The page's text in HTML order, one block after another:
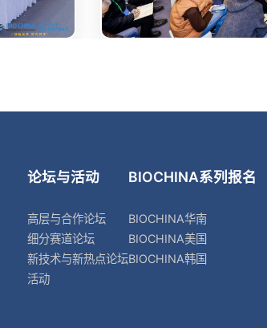
论坛与活动
高层与合作论坛
细分赛道论坛
新技术与新热点论坛
活动
BIOCHINA系列
BIOCHINA华南
BIOCHINA美国
BIOCHINA韩国
报名